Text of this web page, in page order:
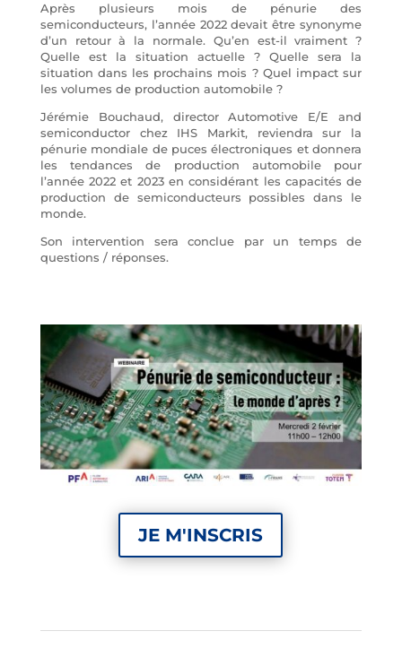
Après plusieurs mois de pénurie des
semiconducteurs, l’année 2022 devait être synonyme
d’un retour à la normale. Qu’en est-il vraiment ?
Quelle est la situation actuelle ? Quelle sera la
situation dans les prochains mois ? Quel impact sur
les volumes de production automobile ?
Jérémie Bouchaud, director Automotive E/E and
semiconductor chez IHS Markit, reviendra sur la
pénurie mondiale de puces électroniques et donnera
les tendances de production automobile pour
l’année 2022 et 2023 en considérant les capacités de
production de semiconducteurs possibles dans le
monde.
Son intervention sera conclue par un temps de
questions / réponses.
JE M'INSCRIS